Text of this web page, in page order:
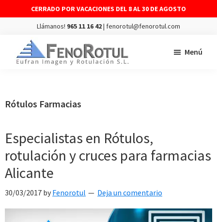
CERRADO POR VACACIONES DEL 8 AL 30 DE AGOSTO
Llámanos! 965 11 16 42| fenorotul@fenorotul.com
páginamontaje
y
vinilos
Menú
Rótulos Farmacias
Especialistas en Rótulos,
rotulación y cruces para farmacias
Alicante
30/03/2017 by Fenorotul Deja un comentario